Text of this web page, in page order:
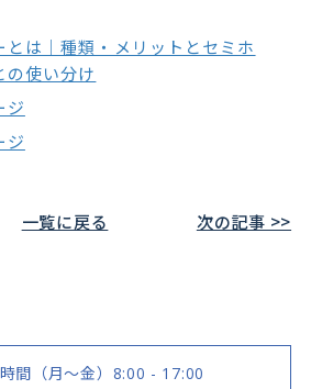
とは｜種類・メリットとセミホ
の使い分け
ジ
ジ
一覧に戻る 次の記事 >>
間（月～金） 8:00 - 17:00